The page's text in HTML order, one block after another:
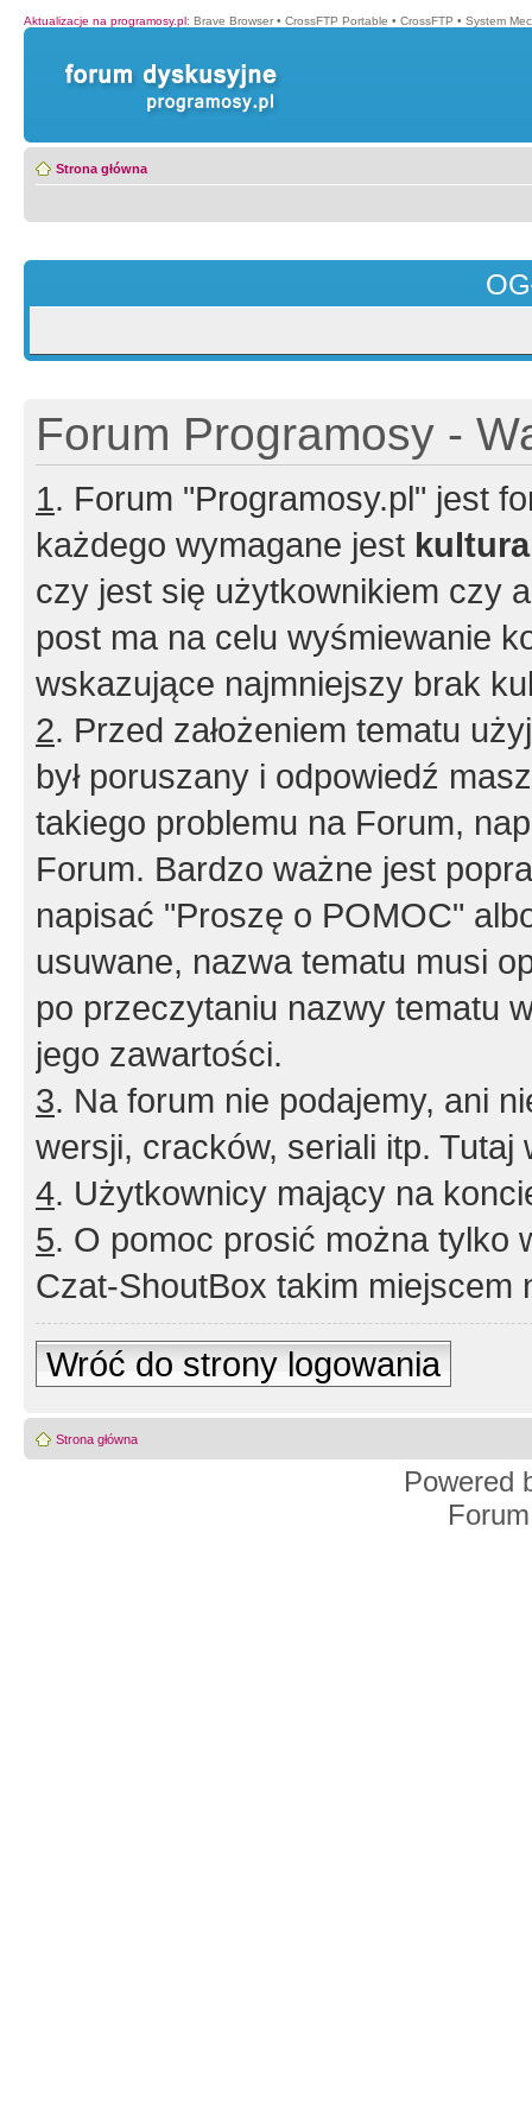
Aktualizacje na programosy.pl: Brave Browser • CrossFTP Portable • CrossFTP • System
Strona główna
Forum Programosy -
1. Forum "Programosy.pl" jest
każdego wymagane jest
czy jest się użytkownikiem czy
post ma na celu wyśmiewanie
wskazujące najmniejszy brak
2. Przed założeniem tematu
był poruszany i odpowiedź
takiego problemu na Forum,
Forum. Bardzo ważne jest
napisać "Proszę o POMOC"
usuwane, nazwa tematu musi
po przeczytaniu nazwy tematu
jego zawartości.
3. Na forum nie podajemy, ani
wersji, cracków, seriali itp. Tutaj
4. Użytkownicy mający na
5. O pomoc prosić można tylko
Czat-ShoutBox takim miejscem
Wróć do strony logowania
Strona główna
Powered